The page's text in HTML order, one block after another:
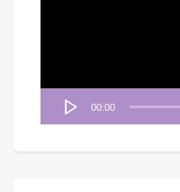
00:00